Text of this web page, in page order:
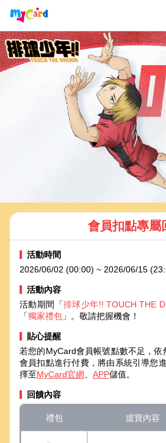
會員扣點專屬
活動時間
2026/06/02 (00:00) ~ 2026/06/15
活動內容
活動期間「排球少年!! TOUCH THE
「獨家禮包 」。敬請把握機會！
貼心提醒
若您的MyCard會員帳號點數不足，依
會員扣點進行付費，將由系統引導您
擇至MyCard官網 APP儲值。
回饋內容
禮包 虛寶內容